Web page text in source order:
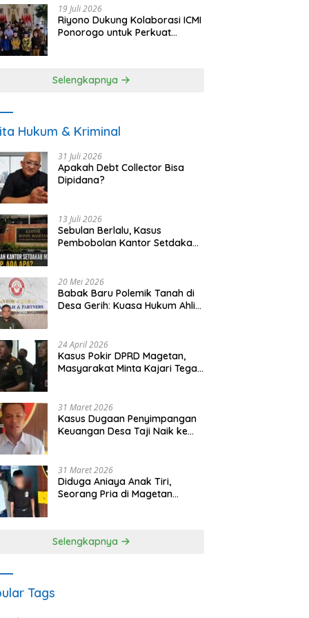
19 Juli 2026
Riyono Dukung Kolaborasi ICMI
Ponorogo untuk Perkuat
Selengkapnya
Hukum & Kriminal
31 Juli 2026
Apakah Debt Collector Bisa
Dipidana?
13 Juli 2026
Sebulan Berlalu, Kasus
Pembobolan Kantor Setdakab
20 Mei 2026
Babak Baru Polemik Tanah di
Desa Gerih: Kuasa Hukum Ahli
24 April 2026
Kasus Pokir DPRD Magetan,
Masyarakat Minta Kajari Tegak
31 Maret 2026
Kasus Dugaan Penyimpangan
Keuangan Desa Taji Naik ke
31 Maret 2026
Diduga Aniaya Anak Tiri,
Seorang Pria di Magetan
Selengkapnya
Tags